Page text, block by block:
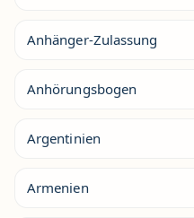
Anhänger-Zulassung
Anhörungsbogen
Argentinien
Armenien